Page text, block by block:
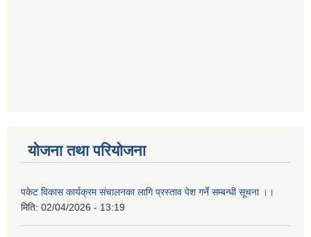
योजना तथा परियोजना
पकेट विकास कार्यक्रम संचालनका लागि प्रस्ताव पेश गर्ने सम्बन्धी सूचना ।।
मिति: 02/04/2026 - 13:19